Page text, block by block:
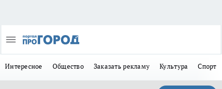
Интересное Общество Заказать рекламу Культура Спорт